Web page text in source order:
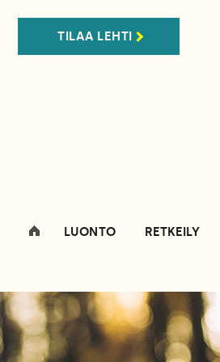
TILAA LEHTI
LUONTO RETKEILY